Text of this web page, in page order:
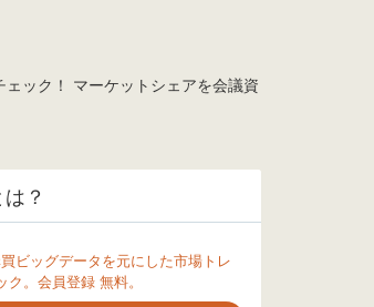
ック！ マーケットシェアを会議資
？
ビッグデータを元にした市場トレ
。会員登録 無料。